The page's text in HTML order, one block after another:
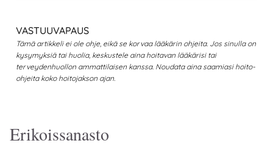
Erikoissanasto
VASTUUVAPAUS
Tämä artikkeli ei ole ohje, eikä se korvaa lääkärin ohjeita. Jos sinulla on
kysymyksiä tai huolia, keskustele aina hoitavan lääkärisi tai
terveydenhuollon ammattilaisen kanssa. Noudata aina saamiasi hoito-
ohjeita koko hoitojakson ajan.